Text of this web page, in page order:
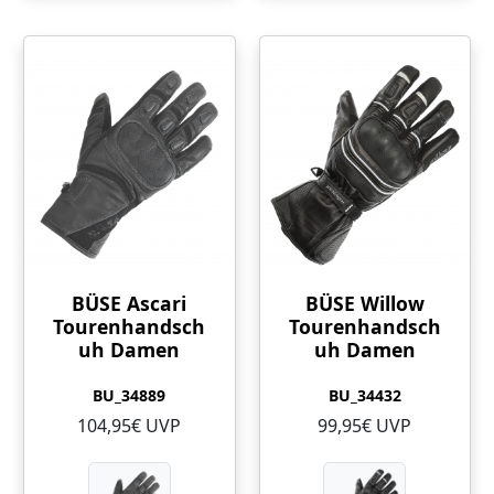
BÜSE Ascari
Tourenhandsch
uh Damen
BU_34889
104,95€ UVP
BÜSE Willow
Tourenhandsch
uh Damen
BU_34432
99,95€ UVP